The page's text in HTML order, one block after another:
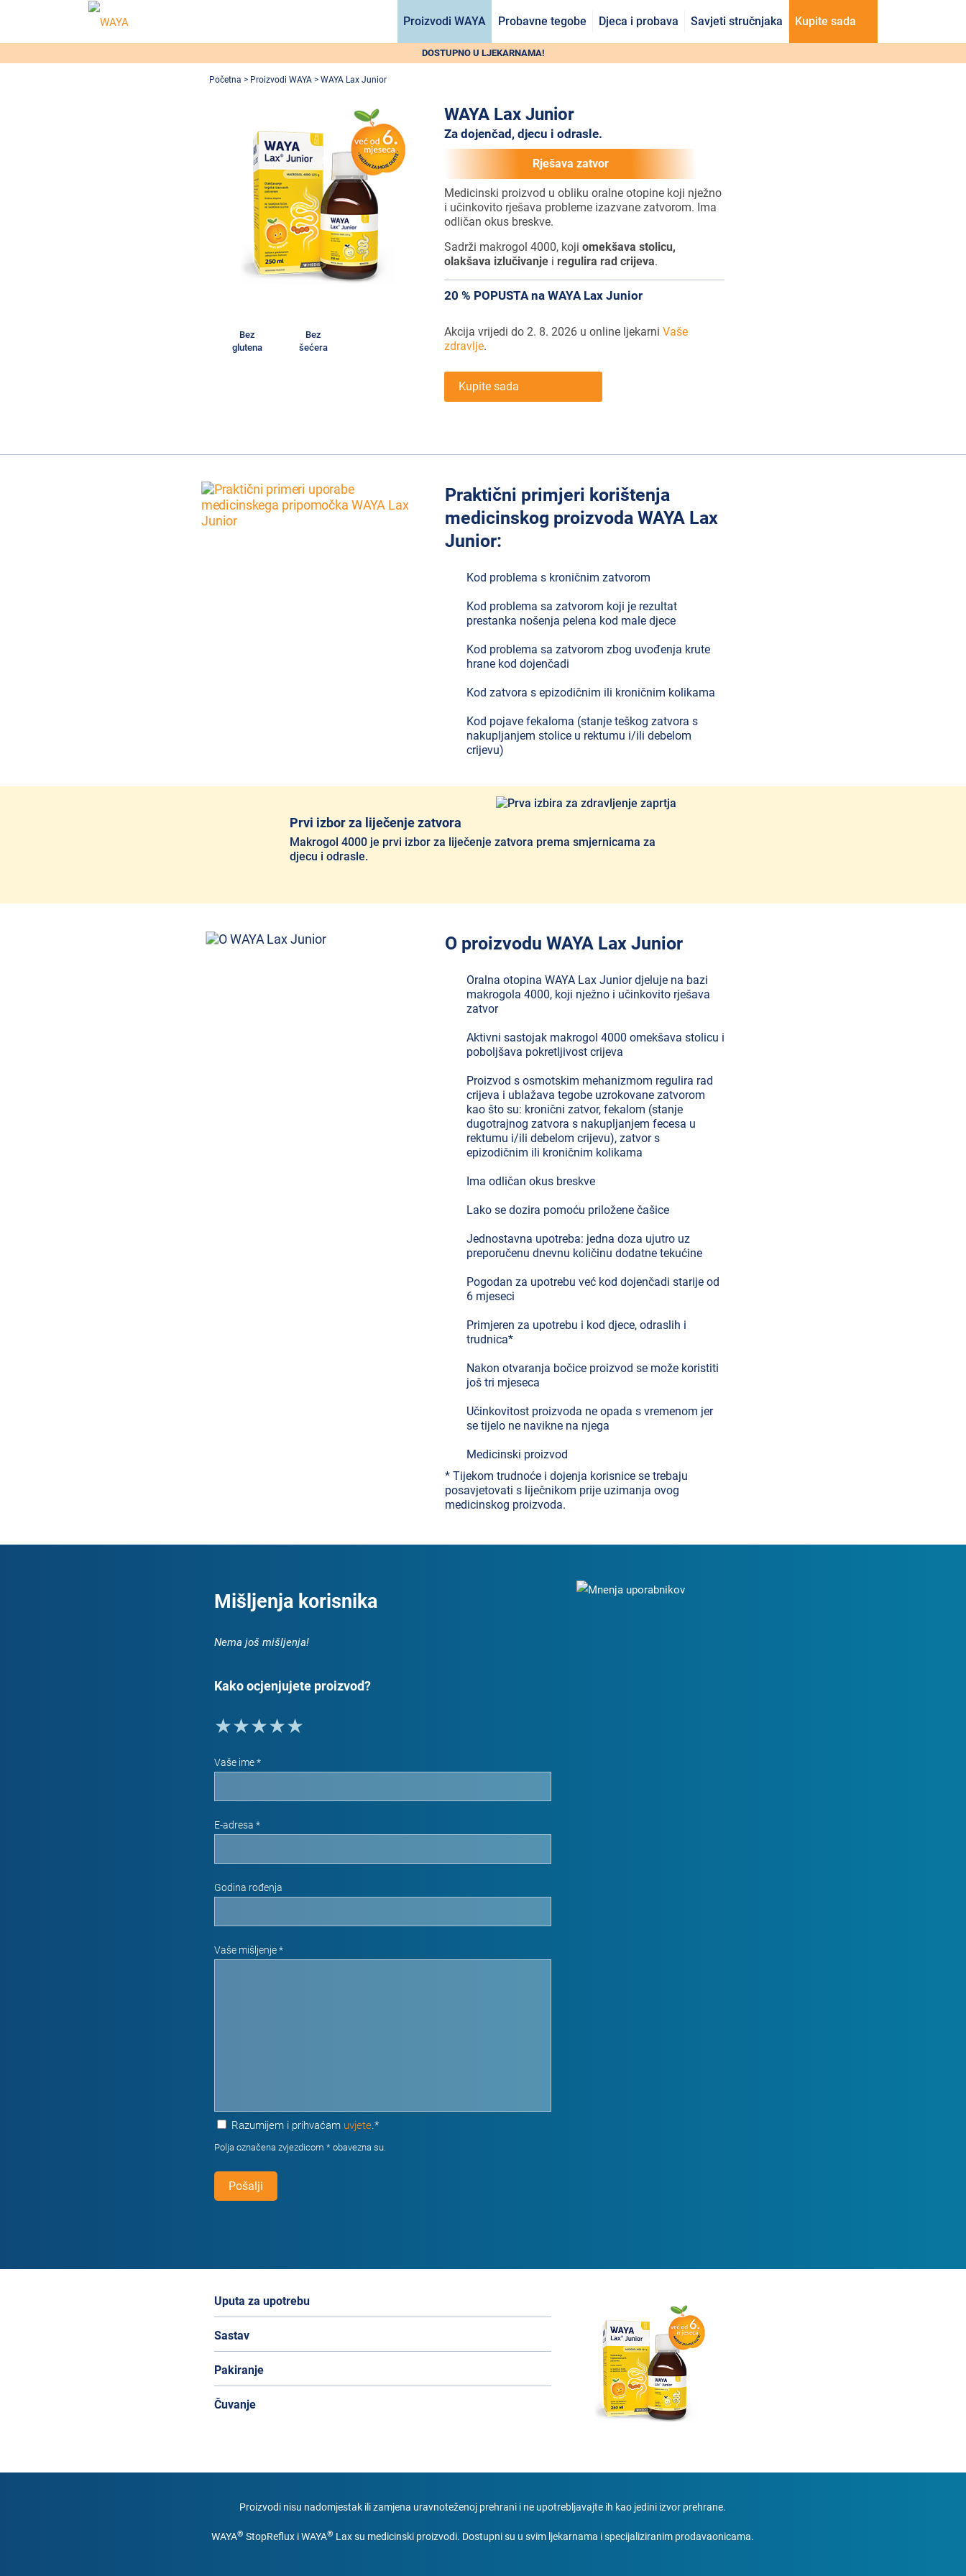
Proizvodi WAYA Probavne tegobe Djeca i probava Savjeti stručnjaka Kupite sada
DOSTUPNO U LJEKARNAMA!
Početna > Proizvodi WAYA > WAYA Lax Junior
Bez
glutena
Bez
šećera
WAYA Lax Junior
Za dojenčad, djecu i odrasle.
Rješava zatvor
Medicinski proizvod u obliku oralne otopine koji nježno
i učinkovito rješava probleme izazvane zatvorom. Ima
odličan okus breskve.
Sadrži makrogol 4000, kojiomekšava stolicu,
olakšava izlučivanje i regulira rad crijeva.
20 % POPUSTA na WAYA Lax Junior
Akcija vrijedi do 2. 8. 2026 u online ljekarniVaše
zdravlje.
Kupite sada
Praktični primjeri korištenja
medicinskog proizvoda WAYA Lax
Junior:
Kod problema s kroničnim zatvorom
Kod problema sa zatvorom koji je rezultat
prestanka nošenja pelena kod male djece
Kod problema sa zatvorom zbog uvođenja krute
hrane kod dojenčadi
Kod zatvora s epizodičnim ili kroničnim kolikama
Kod pojave fekaloma (stanje teškog zatvora s
nakupljanjem stolice u rektumu i/ili debelom
crijevu)
Prvi izbor za liječenje zatvora
Makrogol 4000 je prvi izbor za liječenje zatvora prema smjernicama za
djecu i odrasle.
O proizvodu WAYA Lax Junior
Oralna otopina WAYA Lax Junior djeluje na bazi
makrogola 4000, koji nježno i učinkovito rješava
zatvor
Aktivni sastojak makrogol 4000 omekšava stolicu i
poboljšava pokretljivost crijeva
Proizvod s osmotskim mehanizmom regulira rad
crijeva i ublažava tegobe uzrokovane zatvorom
kao što su: kronični zatvor, fekalom (stanje
dugotrajnog zatvora s nakupljanjem fecesa u
rektumu i/ili debelom crijevu), zatvor s
epizodičnim ili kroničnim kolikama
Ima odličan okus breskve
Lako se dozira pomoću priložene čašice
Jednostavna upotreba: jedna doza ujutro uz
preporučenu dnevnu količinu dodatne tekućine
Pogodan za upotrebu već kod dojenčadi starije od
6 mjeseci
Primjeren za upotrebu i kod djece, odraslih i
trudnica*
Nakon otvaranja bočice proizvod se može koristiti
još tri mjeseca
Učinkovitost proizvoda ne opada s vremenom jer
se tijelo ne navikne na njega
Medicinski proizvod
* Tijekom trudnoće i dojenja korisnice se trebaju
posavjetovati s liječnikom prije uzimanja ovog
medicinskog proizvoda.
Mišljenja korisnika
Nema još mišljenja!
Kako ocjenjujete proizvod?
Vaše ime *
E-adresa *
Godina rođenja
Vaše mišljenje *
Razumijem i prihvaćam uvjete.*
Polja označena zvjezdicom * obavezna su.
Pošalji
Uputa za upotrebu
Sastav
Pakiranje
Čuvanje
Proizvodi nisu nadomjestak ili zamjena uravnoteženoj prehrani i ne upotrebljavajte ih kao jedini izvor prehrane.
WAYA® StopReflux i WAYA® Lax su medicinski proizvodi. Dostupni su u svim ljekarnama i specijaliziranim prodavaonicama.